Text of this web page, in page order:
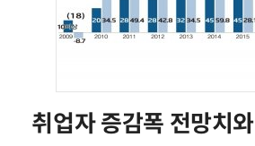
취업자 증감폭 전망치